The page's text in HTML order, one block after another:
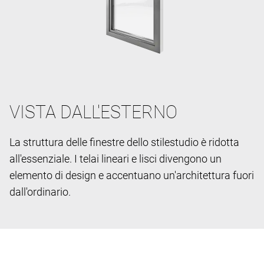
VISTA DALL'ESTERNO
La struttura delle finestre dello stilestudio è ridotta
all'essenziale. I telai lineari e lisci divengono un
elemento di design e accentuano un'architettura fuori
dall'ordinario.